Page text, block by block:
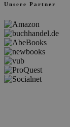
Unsere Partner